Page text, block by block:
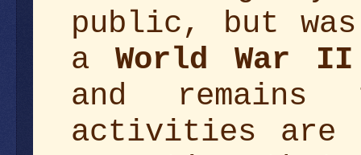
public, but
aWorld War II
and
activities are